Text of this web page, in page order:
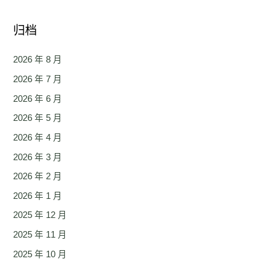
归档
2026 年 8 月
2026 年 7 月
2026 年 6 月
2026 年 5 月
2026 年 4 月
2026 年 3 月
2026 年 2 月
2026 年 1 月
2025 年 12 月
2025 年 11 月
2025 年 10 月